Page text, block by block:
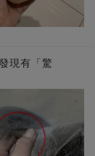
現有「驚